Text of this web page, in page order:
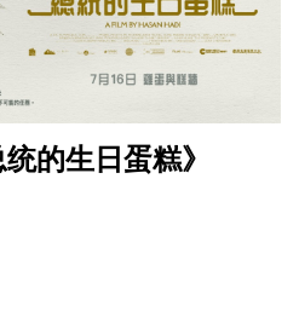
的生日蛋糕》